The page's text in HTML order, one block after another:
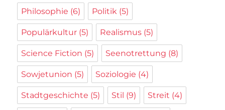
Philosophie (6) Politik (5)
Populärkultur (5) Realismus (5)
Science Fiction (5) Seenotrettung (8)
Sowjetunion (5) Soziologie (4)
Stadtgeschichte (5) Stil (9) Streit (4)